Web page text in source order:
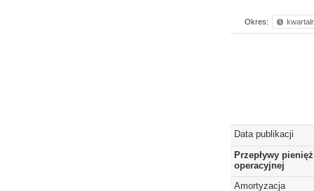
Okres:
Data publikacji
Przepływy
operacyjnej
Amortyzacja